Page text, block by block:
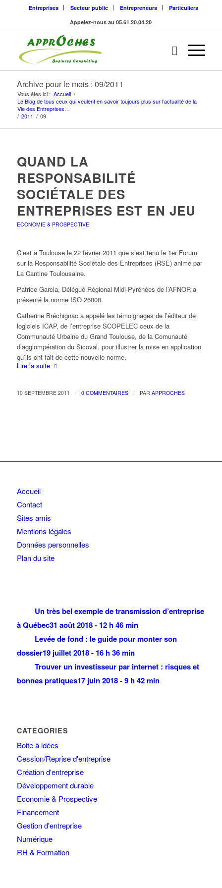
Entreprises Secteur public Entrepreneurs
Particuliers
Appelez-nous au 05.61.20.04.20
Archive pour le mois : 09/2011
Vous êtes ici : Accueil /
Le Blog de tous ceux qui veulent en savoir toujours plus sur l’actualité de la
Vie des Entreprises…
/ 2011 / 09
QUAND LA
RESPONSABILITÉ
SOCIÉTALE DES
ENTREPRISES EST EN JEU
ECONOMIE & PROSPECTIVE
C’est à Toulouse le 22 février 2011 que s’est tenu le 1er Forum
sur la Responsabilité Sociétale des Entreprises (RSE) animé par
La Cantine Toulousaine.
Patrice Garcia, Délégué Régional Midi-Pyrénées de l’AFNOR a
présenté la norme ISO 26000.
Catherine Bréchignac a appelé les témoignages de l’éditeur de
logiciels ICAP, de l’entreprise SCOPELEC ceux de la
Communauté Urbaine du Grand Toulouse, de la Comunauté
d’agglompération du Sicoval, pour illustrer la mise en application
qu’ils ont fait de cette nouvelle norme.
Lire la suite
10 SEPTEMBRE 2011 / 0 COMMENTAIRES / PAR APPROCHES
Accueil
Contact
Sites amis
Mentions légales
Données personnelles
Plan du site
Un très bel exemple de transmission d’entreprise
à Québec31 août 2018 - 12 h 46 min
Levée de fond : le guide pour monter son
dossier19 juillet 2018 - 16 h 36 min
Trouver un investisseur par internet : risques et
bonnes pratiques17 juin 2018 - 9 h 42 min
CATÉGORIES
Boite à idées
Cession/Reprise d'entreprise
Création d'entreprise
Développement durable
Economie & Prospective
Financement
Gestion d'entreprise
Numérique
RH & Formation